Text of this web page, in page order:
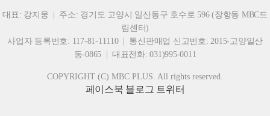
대표: 강지웅 | 주소: 경기도 고양시 일산동구 호수로 596 (장항동 MBC드
림센터)
사업자 등록번호: 117-81-11110 | 통신판매업 신고번호: 2015-고양일산
동-0865 | 대표전화: 031)995-0011
COPYRIGHT (C) MBC PLUS. All rights reserved.
페이스북 블로그 트위터